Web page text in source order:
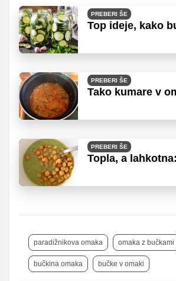
PREBERI ŠE
Top ideje, kako
PREBERI ŠE
Tako kumare v
PREBERI ŠE
Topla, a
paradižnikova omaka omaka z bučkami
bučkina omaka bučke v omaki